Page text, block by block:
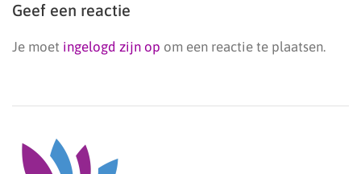
Geef een reactie
Je moet ingelogd zijn op om een reactie te plaatsen.